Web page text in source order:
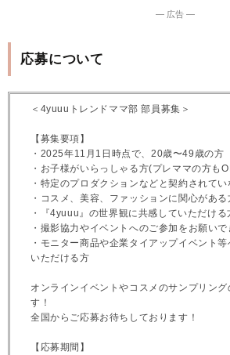
― 広告 ―
応募について
＜4yuuuトレンドママ部 部員募集＞
【募集要項】
・2025年11月1日時点で、20歳〜49歳の方
・お子様がいらっしゃる方(プレママの方も
・特定のプロダクションなどと契約されてい
・コスメ、美容、ファッションに関心がある
・『4yuuu』の世界観に共感していただける
・撮影協力やイベントへのご参加をお願いで
・モニター商品や企業タイアップイベント
いただける方
オンラインイベントやコスメのサンプリング
す！
全国からご応募お待ちしております！
【応募期間】